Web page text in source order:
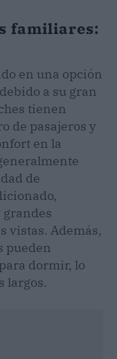
familiares:
en una opción
a su gran
tienen
de pasajeros y
en la
de
vistas. Además,
pueden
dormir, lo
largos.